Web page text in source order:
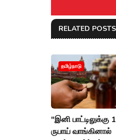
RELATED POSTS
தமிழ்நாடு
"இனி பாட்டிலுக்கு
ருபாய் வாங்கினால்